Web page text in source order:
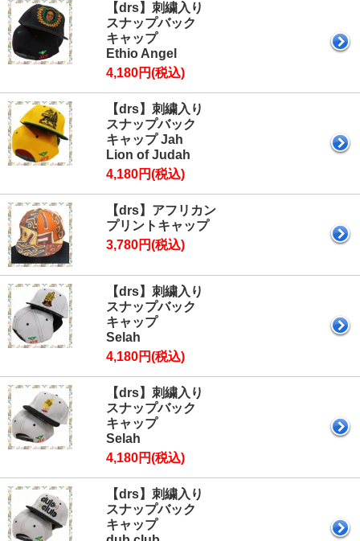
【drs】刺繍入り
スナップバック
キャップ
Ethio Angel
4,180円(税込)
【drs】刺繍入り
スナップバック
キャップ Jah
Lion of Judah
4,180円(税込)
【drs】アフリカン
プリントキャップ
3,780円(税込)
【drs】刺繍入り
スナップバック
キャップ
Selah
4,180円(税込)
【drs】刺繍入り
スナップバック
キャップ
Selah
4,180円(税込)
【drs】刺繍入り
スナップバック
キャップ